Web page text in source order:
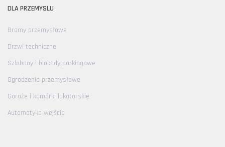
DLA PRZEMYSLU
Bramy przemysłowe
Drzwi techniczne
Szlabany i blokady parkingowe
Ogrodzenia przemysłowe
Garaże i komórki lokatorskie
Automatyka wejścia